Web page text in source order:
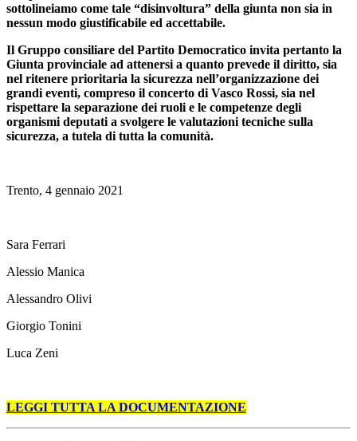
sottolineiamo come tale “disinvoltura” della giunta non sia in
nessun modo giustificabile ed accettabile.
Il Gruppo consiliare del Partito Democratico invita pertanto la
Giunta provinciale ad attenersi a quanto prevede il diritto, sia
nel ritenere prioritaria la sicurezza nell’organizzazione dei
grandi eventi, compreso il concerto di Vasco Rossi, sia nel
rispettare la separazione dei ruoli e le competenze degli
organismi deputati a svolgere le valutazioni tecniche sulla
sicurezza, a tutela di tutta la comunità.
Trento, 4 gennaio 2021
Sara Ferrari
Alessio Manica
Alessandro Olivi
Giorgio Tonini
Luca Zeni
LEGGI TUTTA LA DOCUMENTAZIONE